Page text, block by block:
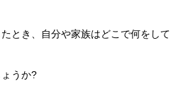
とき、自分や家族はどこで何をして
うか?